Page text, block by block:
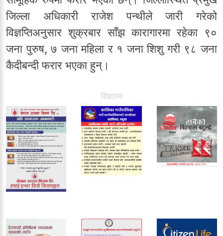
जिल्ला अधिकारी राजेश पन्थीले जारी गरेको
विज्ञप्तिअनुसार शुक्रबार साँझ कारागारमा रहेका ९०
जना पुरुष, ७ जना महिला र १ जना शिशु गरी ९८ जना
कैदीबन्दी फरार भएका हुन्।
बिज्ञापन